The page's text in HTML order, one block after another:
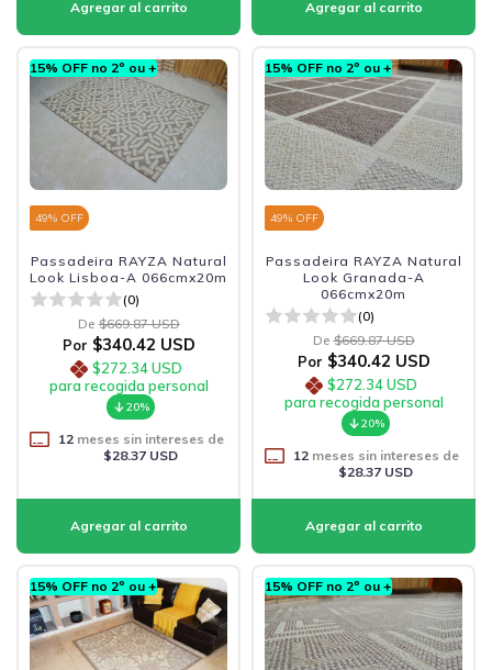
15% OFF no 2º ou +
49% OFF
Passadeira RAYZA Natural
Look Lisboa-A 066cmx20m
(0)
De $669.87 USD
Por $340.42 USD
$272.34 USD
para recogida personal
20%
12meses sin intereses de
$28.37 USD
15% OFF no 2º ou +
49% OFF
Passadeira RAYZA Natural
Look Granada-A
066cmx20m
(0)
De $669.87 USD
Por $340.42 USD
$272.34 USD
para recogida personal
20%
12meses sin intereses de
$28.37 USD
15% OFF no 2º ou + 15% OFF no 2º ou +